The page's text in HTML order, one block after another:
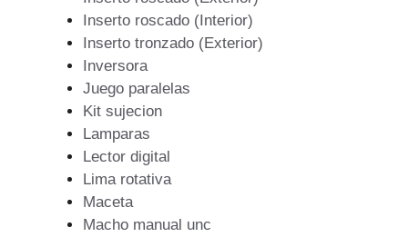
Inserto roscado (Interior)
Inserto tronzado (Exterior)
Inversora
Juego paralelas
Kit sujecion
Lamparas
Lector digital
Lima rotativa
Maceta
Macho manual unc